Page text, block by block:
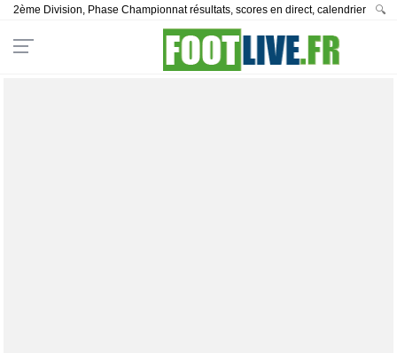
2ème Division, Phase Championnat résultats, scores en direct, calendrier 🔍